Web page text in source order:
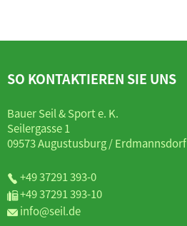
SO KONTAKTIEREN SIE UNS
Bauer Seil & Sport e. K.
Seilergasse 1
09573 Augustusburg / Erdmannsdorf
+49 37291 393-0
+49 37291 393-10
info@seil.de